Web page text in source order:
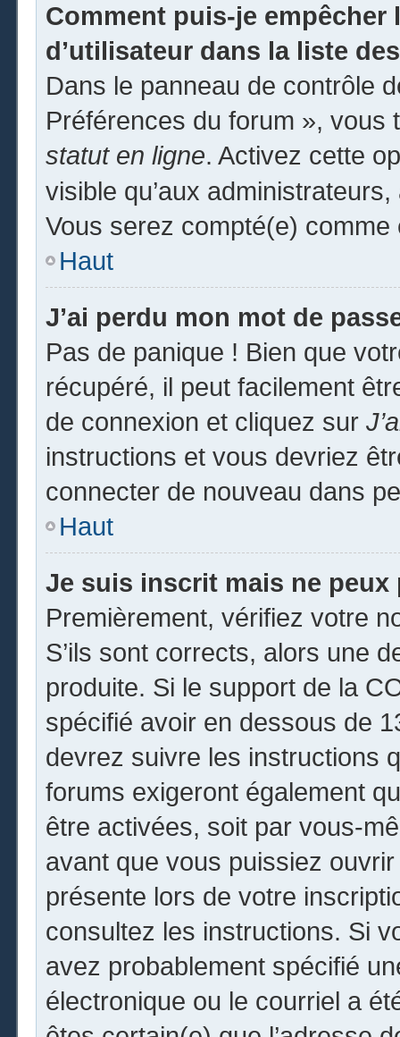
Comment puis-je empêcher
d’utilisateur dans la liste
Dans le panneau de contrôle
Préférences du forum », vous
statut en ligne. Activez cette
visible qu’aux
Vous serez compté(e)
Haut
J’ai perdu mon mot de
Pas de panique ! Bien que
récupéré, il peut facilement
de connexion et cliquez sur
instructions et vous devriez
connecter de nouveau dans
Haut
Je suis inscrit mais ne peux
Premièrement, vérifiez votre
S’ils sont corrects, alors une
produite. Si le support de la
spécifié avoir en dessous de
devrez suivre les instructions
forums exigeront également
être activées, soit par vous-
avant que vous puissiez
présente lors de votre
consultez les instructions. Si
avez probablement spécifié
électronique ou le courriel a